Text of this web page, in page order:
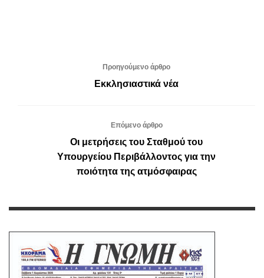
Προηγούμενο άρθρο
Εκκλησιαστικά νέα
Επόμενο άρθρο
Οι μετρήσεις του Σταθμού του
Υπουργείου Περιβάλλοντος για την
ποιότητα της ατμόσφαιρας